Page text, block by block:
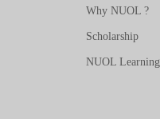
Why NUOL ?
Scholarship
NUOL Learning